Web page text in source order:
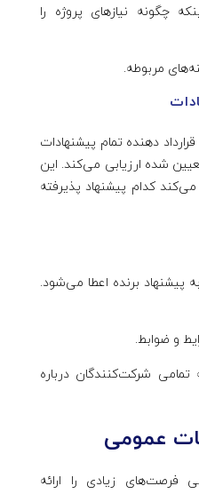
چگونه نیازهای پروژه را
مربوطه.
دهنده تمام پیشنهادات
شده ارزیابی می‌کند. این
کدام پیشنهاد پذیرفته
پیشنهاد برنده اعطا می‌شود.
و ضوابط.
تمامی شرکت‌کنندگان درباره
عمومی
فرصت‌های زیادی را ارائه